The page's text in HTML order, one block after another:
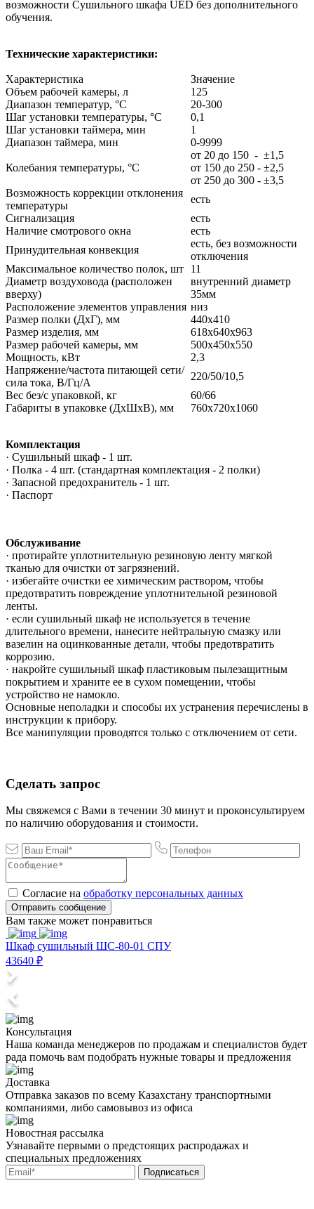
возможности Сушильного шкафа UED без дополнительного
обучения.
Технические характеристики:
Характеристика
Значение
Объем рабочей камеры, л
125
Диапазон температур, °С
20-300
Шаг установки температуры, °С
0,1
Шаг установки таймера, мин
1
Диапазон таймера, мин
0-9999
Колебания температуры, °С
от 20 до 150 - ±1,5
от 150 до 250 - ±2,5
от 250 до 300 - ±3,5
Возможность коррекции отклонения
температуры
есть
Сигнализация
есть
Наличие смотрового окна
есть
Принудительная конвекция
есть, без возможности
отключения
Максимальное количество полок, шт
11
Диаметр воздуховода (расположен
вверху)
внутренний диаметр
35мм
Расположение элементов управления низ
Размер полки (ДхГ), мм
440х410
Размер изделия, мм
618х640х963
Размер рабочей камеры, мм
500х450х550
Мощность, кВт
2,3
Напряжение/частота питающей сети/
сила тока, В/Гц/А
220/50/10,5
Вес без/с упаковкой, кг
60/66
Габариты в упаковке (ДхШхВ), мм
760х720х1060
Комплектация
· Сушильный шкаф - 1 шт.
· Полка - 4 шт. (стандартная комплектация - 2 полки)
· Запасной предохранитель - 1 шт.
· Паспорт
Обслуживание
· протирайте уплотнительную резиновую ленту мягкой
тканью для очистки от загрязнений.
· избегайте очистки ее химическим раствором, чтобы
предотвратить повреждение уплотнительной резиновой
ленты.
· если сушильный шкаф не используется в течение
длительного времени, нанесите нейтральную смазку или
вазелин на оцинкованные детали, чтобы предотвратить
коррозию.
· накройте сушильный шкаф пластиковым пылезащитным
покрытием и храните ее в сухом помещении, чтобы
устройство не намокло.
Основные неполадки и способы их устранения перечислены в
инструкции к прибору.
Все манипуляции проводятся только с отключением от сети.
Сделать запрос
Мы свяжемся с Вами в течении 30 минут и проконсультируем
по наличию оборудования и стоимости.
Согласие на обработку персональных данных
Отправить сообщение
Вам также может понравиться
Шкаф сушильный ШС-80-01 СПУ
43640 ₽
Консультация
Наша команда менеджеров по продажам и специалистов будет
рада помочь вам подобрать нужные товары и предложения
Доставка
Отправка заказов по всему Казахстану транспортными
компаниями, либо самовывоз из офиса
Новостная рассылка
Узнавайте первыми о предстоящих распродажах и
специальных предложениях